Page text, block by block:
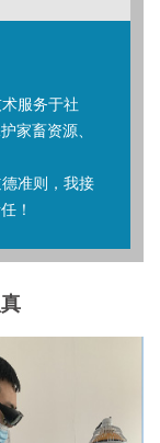
服务于社
家畜资源、
准则，我接
！